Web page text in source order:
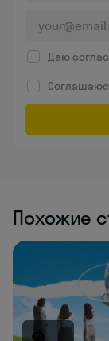
Даю
Похожие